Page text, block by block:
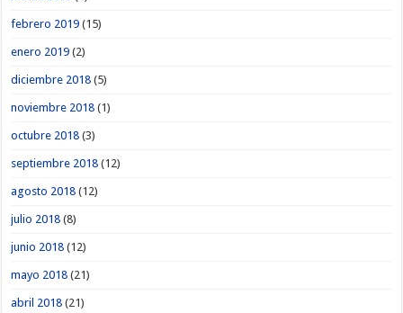
febrero 2019 (15)
enero 2019 (2)
diciembre 2018 (5)
noviembre 2018 (1)
octubre 2018 (3)
septiembre 2018 (12)
agosto 2018 (12)
julio 2018 (8)
junio 2018 (12)
mayo 2018 (21)
abril 2018 (21)